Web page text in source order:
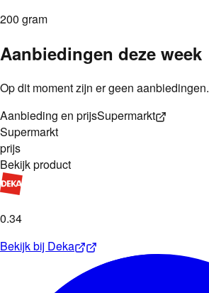
200 gram
Aanbiedingen deze week
Op dit moment zijn er geen aanbiedingen.
Aanbieding en prijsSupermarkt
Supermarkt
prijs
Bekijk product
0.34
Bekijk bij Deka